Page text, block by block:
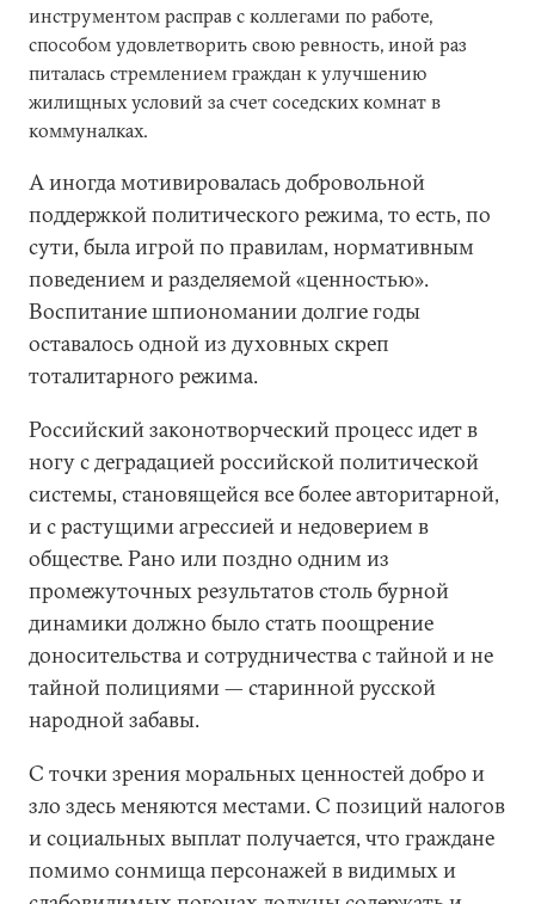
инструментом расправ с коллегами по работе,
способом удовлетворить свою ревность, иной раз
питалась стремлением граждан к улучшению
жилищных условий за счет соседских комнат в
коммуналках.
А иногда мотивировалась добровольной
поддержкой политического режима, то есть, по
сути, была игрой по правилам, нормативным
поведением и разделяемой «ценностью».
Воспитание шпиономании долгие годы
оставалось одной из духовных скреп
тоталитарного режима.
Российский законотворческий процесс идет в
ногу с деградацией российской политической
системы, становящейся все более авторитарной,
и с растущими агрессией и недоверием в
обществе. Рано или поздно одним из
промежуточных результатов столь бурной
динамики должно было стать поощрение
доносительства и сотрудничества с тайной и не
тайной полициями — старинной русской
народной забавы.
С точки зрения моральных ценностей добро и
зло здесь меняются местами. С позиций налогов
и социальных выплат получается, что граждане
помимо сонмища персонажей в видимых и